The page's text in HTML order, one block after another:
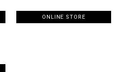
ONLINE STORE